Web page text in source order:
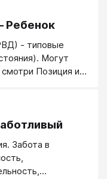
Ребенок
- типовые
Могут
Позиция и
Забота в